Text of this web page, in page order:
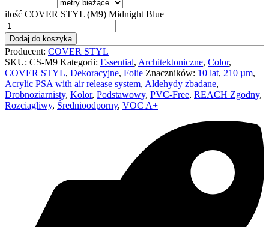
ilość COVER STYL (M9) Midnight Blue
Dodaj do koszyka
Producent: COVER STYL
SKU: CS-M9 Kategorii: Essential, Architektoniczne, Color,
COVER STYL, Dekoracyjne, Folie Znaczników: 10 lat, 210 µm,
Acrylic PSA with air release system, Aldehydy zbadane,
Drobnoziarnisty, Kolor, Podstawowy, PVC-Free, REACH Zgodny,
Rozciągliwy, Średnioodporny, VOC A+